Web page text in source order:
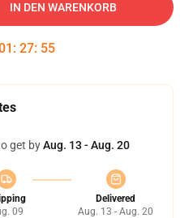
IN DEN WARENKORB
: 27: 54
get byAug. 13 - Aug. 20
09
Delivered
Aug. 13 - Aug. 20